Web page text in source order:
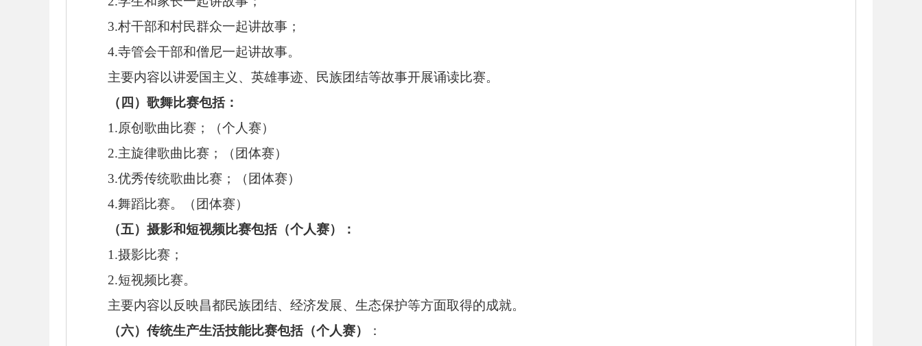
3.村干部和村民群众一起讲故事；
4.寺管会干部和僧尼一起讲故事。
主要内容以讲爱国主义、英雄事迹、民族团结等故事开展诵读比赛。
（四）歌舞比赛包括：
1.原创歌曲比赛；（个人赛）
2.主旋律歌曲比赛；（团体赛）
3.优秀传统歌曲比赛；（团体赛）
4.舞蹈比赛。（团体赛）
（五）摄影和短视频比赛包括（个人赛）：
1.摄影比赛；
2.短视频比赛。
主要内容以反映昌都民族团结、经济发展、生态保护等方面取得的成就。
（六）传统生产生活技能比赛包括（个人赛）
：